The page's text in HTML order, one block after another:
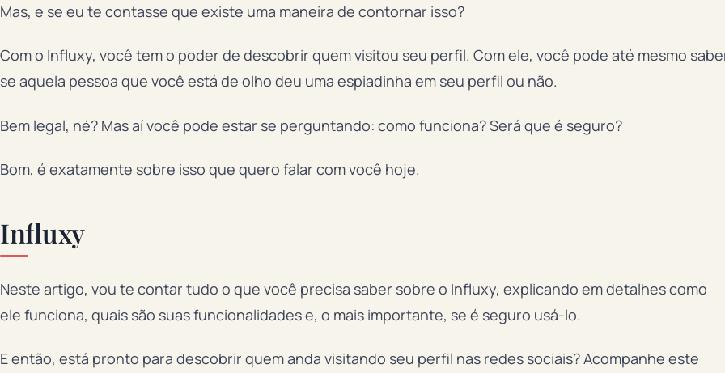
Mas, e se eu te contasse que existe uma maneira de contornar isso?
Com o Influxy, você tem o poder de descobrir quem visitou seu perfil. Com ele, você pode até mesmo
se aquela pessoa que você está de olho deu uma espiadinha em seu perfil ou não.
Bem legal, né? Mas aí você pode estar se perguntando: como funciona? Será que é seguro?
Bom, é exatamente sobre isso que quero falar com você hoje.
Influxy
Neste artigo, vou te contar tudo o que você precisa saber sobre o Influxy, explicando em detalhes como
ele funciona, quais são suas funcionalidades e, o mais importante, se é seguro usá-lo.
E então, está pronto para descobrir quem anda visitando seu perfil nas redes sociais? Acompanhe este